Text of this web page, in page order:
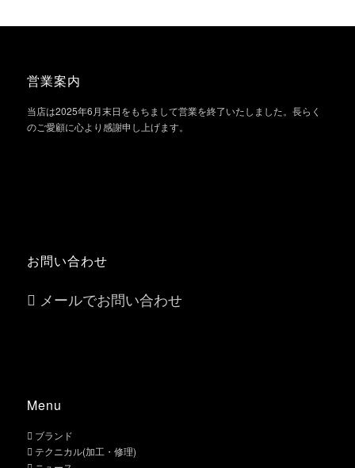
営業案内
当店は2025年6月末日をもちまして営業を終了いたしました。長らく
のご愛顧に心より感謝申し上げます。
お問い合わせ
メールでお問い合わせ
Menu
ブランド
テクニカル(加工・修理)